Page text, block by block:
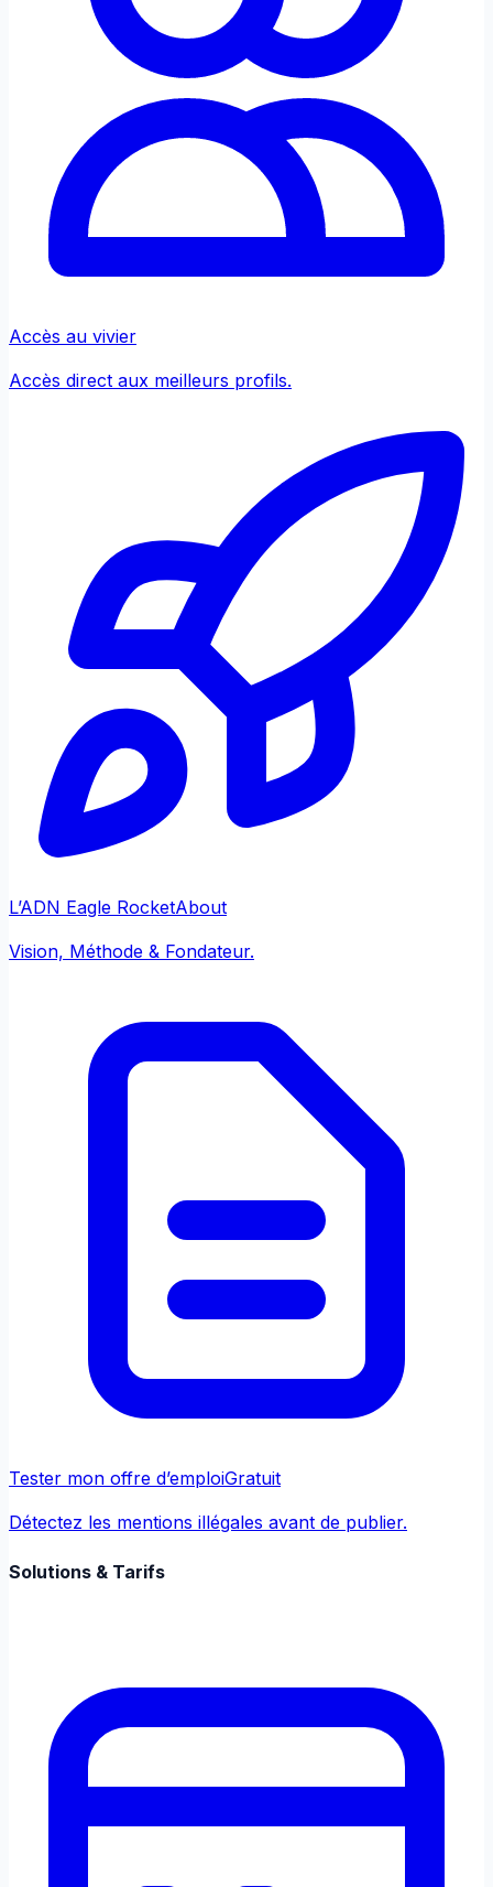
Accès au vivier
Accès direct aux meilleurs profils.
L’ADN Eagle RocketAbout
Vision, Méthode & Fondateur.
Tester mon offre d’emploiGratuit
Détectez les mentions illégales avant de publier.
Solutions & Tarifs